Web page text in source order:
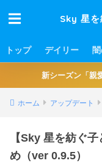
Sky 星
トップ デイリー
新シーズン「親
ホーム アップデート
【Sky 星を紡ぐ
め（ver 0.9.5）